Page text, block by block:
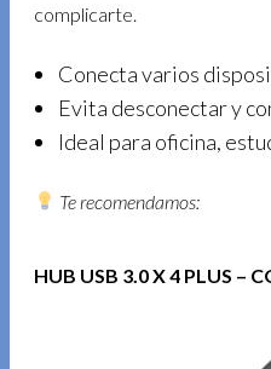
complicarte.
Conecta varios
Evita desconectar y
Ideal para oficina,
Te recomendamos:
HUB USB 3.0 X 4 PLUS –